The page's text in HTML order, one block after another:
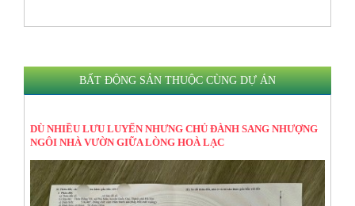
BẤT ĐỘNG SẢN THUỘC CÙNG DỰ ÁN
DÙ NHIỀU LƯU LUYẾN NHƯNG CHỦ ĐÀNH SANG NHƯỢNG
NGÔI NHÀ VƯỜN GIỮA LÒNG HOÀ LẠC